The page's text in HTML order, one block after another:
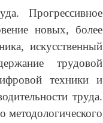
Прогрессивное
новых, более
искусственный
трудовой
техники и
труда.
методологического